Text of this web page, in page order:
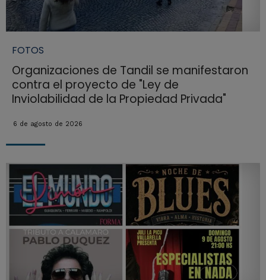
FOTOS
Organizaciones de Tandil se manifestaron
contra el proyecto de "Ley de
Inviolabilidad de la Propiedad Privada"
6 de agosto de 2026